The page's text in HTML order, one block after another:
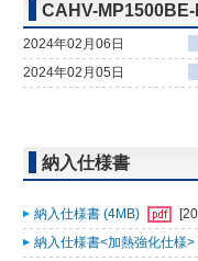
CAHV-
2024年02月06日
2024年02月05日
納入仕様書
納入仕様書 (4MB)
納入仕様書<加熱強化仕様>